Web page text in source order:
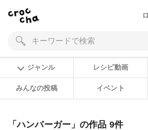
ジャンル レシピ動画
みんなの投稿 イベント
「ハンバーガー」の作品 9件